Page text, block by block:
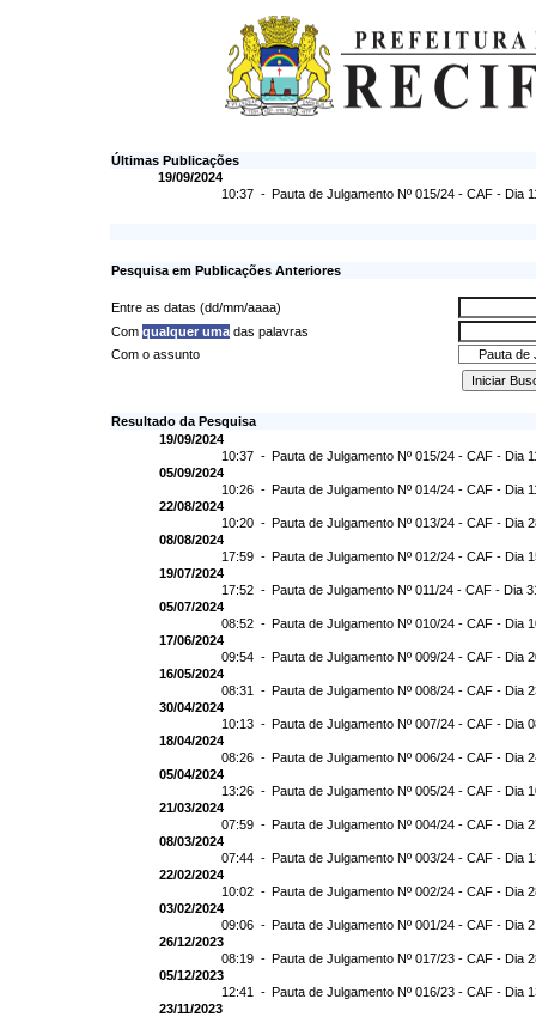
Últimas Publicações
19/09/2024
10:37 - Pauta de Julgamento Nº 015/24 - CAF - Dia
Pesquisa em Publicações Anteriores
Entre as datas (dd/mm/aaaa)
Com qualquer uma das palavras
Com o assunto
Resultado da Pesquisa
19/09/2024
10:37 - Pauta de Julgamento Nº 015/24 - CAF - Dia
05/09/2024
10:26 - Pauta de Julgamento Nº 014/24 - CAF - Dia
22/08/2024
10:20 - Pauta de Julgamento Nº 013/24 - CAF - Dia
08/08/2024
17:59 - Pauta de Julgamento Nº 012/24 - CAF - Dia
19/07/2024
17:52 - Pauta de Julgamento Nº 011/24 - CAF - Dia
05/07/2024
08:52 - Pauta de Julgamento Nº 010/24 - CAF - Dia
17/06/2024
09:54 - Pauta de Julgamento Nº 009/24 - CAF - Dia
16/05/2024
08:31 - Pauta de Julgamento Nº 008/24 - CAF - Dia
30/04/2024
10:13 - Pauta de Julgamento Nº 007/24 - CAF - Dia
18/04/2024
08:26 - Pauta de Julgamento Nº 006/24 - CAF - Dia
05/04/2024
13:26 - Pauta de Julgamento Nº 005/24 - CAF - Dia
21/03/2024
07:59 - Pauta de Julgamento Nº 004/24 - CAF - Dia
08/03/2024
07:44 - Pauta de Julgamento Nº 003/24 - CAF - Dia
22/02/2024
10:02 - Pauta de Julgamento Nº 002/24 - CAF - Dia
03/02/2024
09:06 - Pauta de Julgamento Nº 001/24 - CAF - Dia
26/12/2023
08:19 - Pauta de Julgamento Nº 017/23 - CAF - Dia
05/12/2023
12:41 - Pauta de Julgamento Nº 016/23 - CAF - Dia
23/11/2023